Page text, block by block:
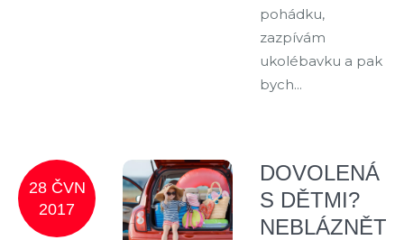
pohádku,
zazpívám
ukolébavku a pak
bych...
28 ČVN
2017
DOVOLENÁ
S DĚTMI?